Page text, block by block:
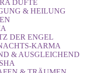
DÜFTE
& HEILUNG
DER ENGEL
KARMA
& AUSGLEICHEND